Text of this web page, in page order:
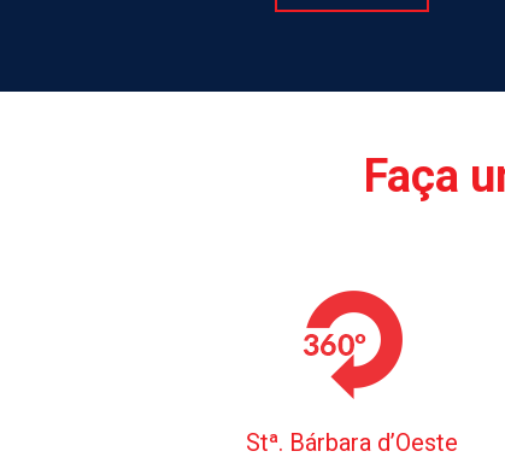
Faça
Stª. Bárbara d’Oeste